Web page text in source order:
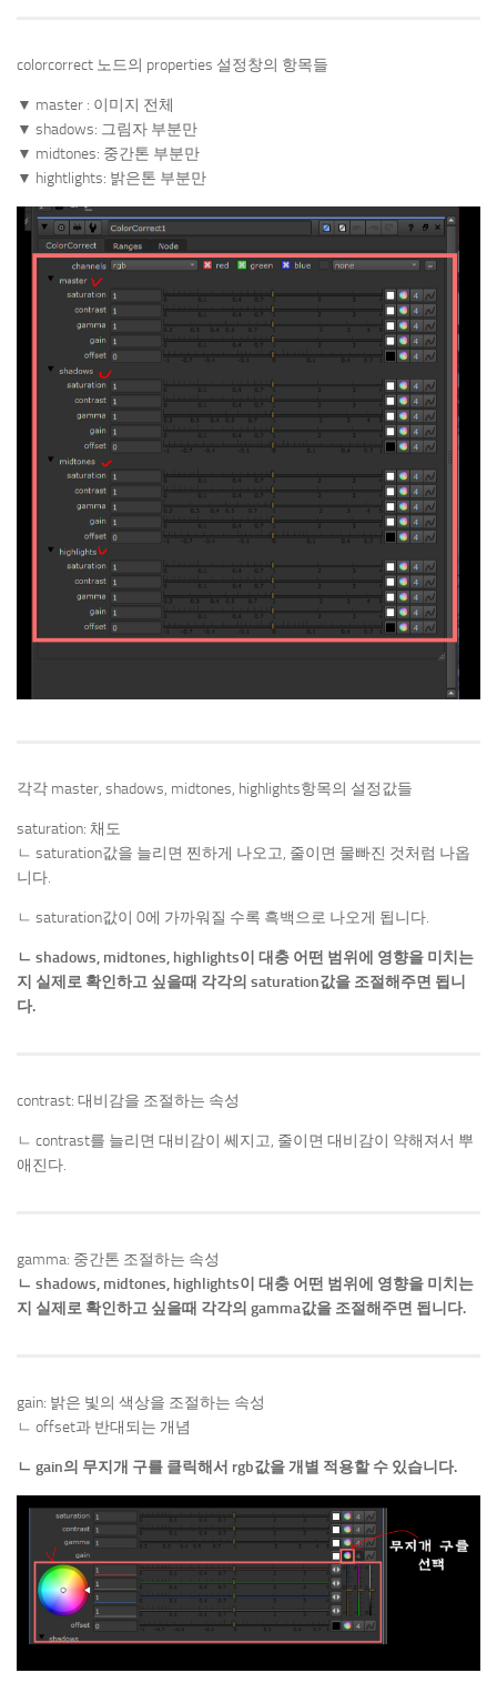
colorcorrect 노드의 properties 설정창의 항목들
▼ master : 이미지 전체
▼ shadows: 그림자 부분만
▼ midtones: 중간톤 부분만
▼ hightlights: 밝은톤 부분만
각각 master, shadows, midtones, highlights항목의 설정값들
saturation: 채도
ㄴ saturation값을 늘리면 찐하게 나오고, 줄이면 물빠진 것처럼 나옵
니다.
ㄴ saturation값이 0에 가까워질 수록 흑백으로 나오게 됩니다.
ㄴ shadows, midtones, highlights이 대충 어떤 범위에 영향을 미치는
지 실제로 확인하고 싶을때 각각의 saturation값을 조절해주면 됩니
다.
contrast: 대비감을 조절하는 속성
ㄴ contrast를 늘리면 대비감이 쎄지고, 줄이면 대비감이 약해져서 뿌
애진다.
gamma: 중간톤 조절하는 속성
ㄴ shadows, midtones, highlights이 대충 어떤 범위에 영향을 미치는
지 실제로 확인하고 싶을때 각각의 gamma값을 조절해주면 됩니다.
gain: 밝은 빛의 색상을 조절하는 속성
ㄴ offset과 반대되는 개념
ㄴ gain의 무지개 구를 클릭해서 rgb값을 개별 적용할 수 있습니다.